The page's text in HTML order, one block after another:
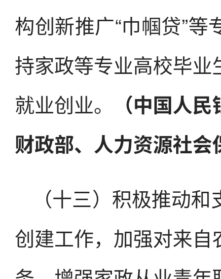
构创新推广“巾帼贷”
持家政等专业高校毕
就业创业。
（中国人
财政部、人力资源社
（十三）积极推动
创建工作，加强对来